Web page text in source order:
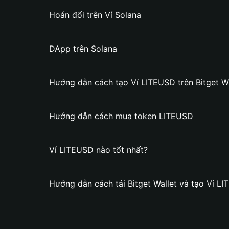
Hoán đổi trên Ví Solana
DApp trên Solana
Hướng dẫn cách tạo Ví LITEUSD trên Bitget
Hướng dẫn cách mua token LITEUSD
Ví LITEUSD nào tốt nhất?
Hướng dẫn cách tải Bitget Wallet và tạo Ví